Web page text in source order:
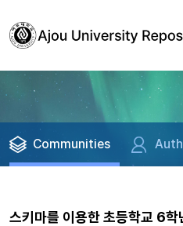
Communities
스키마를 이용한 초등학교 6학